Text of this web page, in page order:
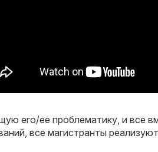
его/ее проблематику, и все
все магистранты